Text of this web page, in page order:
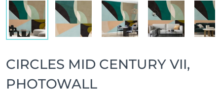
CIRCLES MID CENTURY VII,
PHOTOWALL